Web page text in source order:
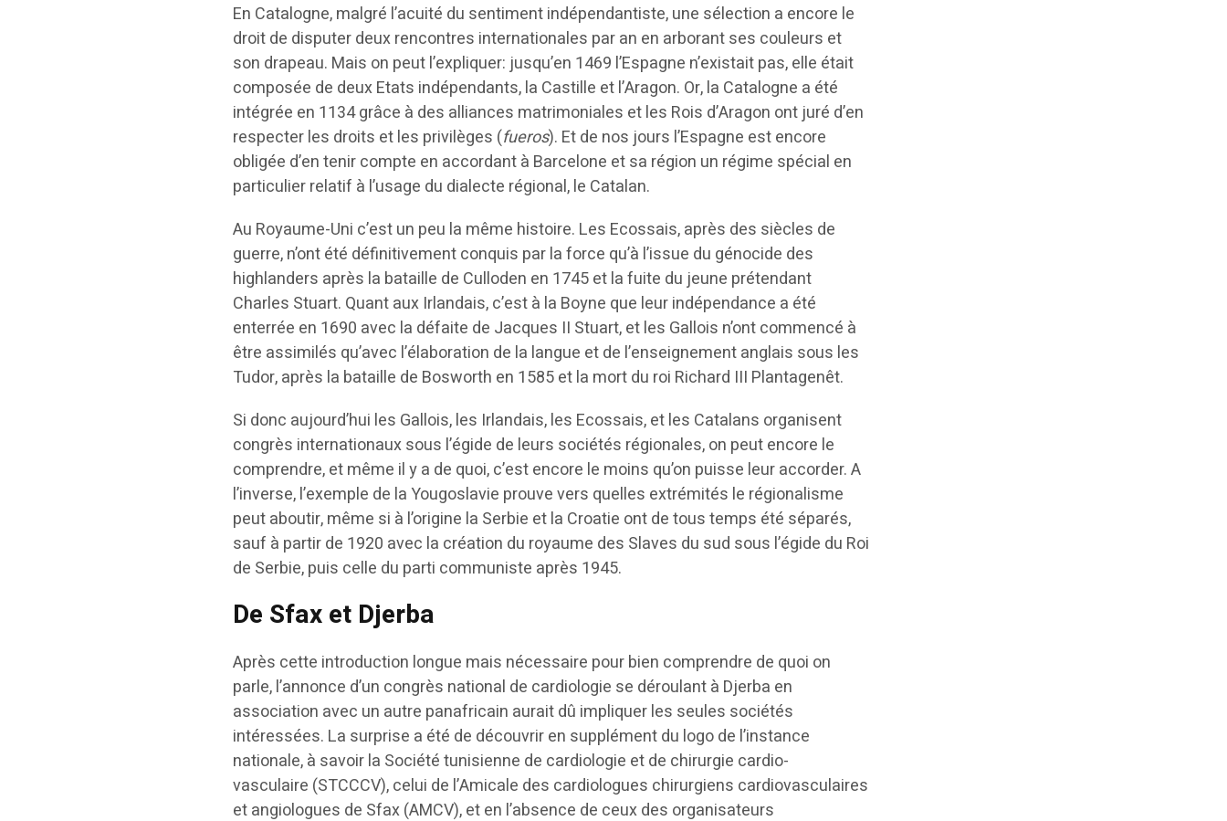
En Catalogne, malgré l’acuité du sentiment indépendantiste, une sélection a encore le
droit de disputer deux rencontres internationales par an en arborant ses couleurs et
son drapeau. Mais on peut l’expliquer: jusqu’en 1469 l’Espagne n’existait pas, elle était
composée de deux Etats indépendants, la Castille et l’Aragon. Or, la Catalogne a été
intégrée en 1134 grâce à des alliances matrimoniales et les Rois d’Aragon ont juré d’en
respecter les droits et les privilèges (fueros). Et de nos jours l’Espagne est encore
obligée d’en tenir compte en accordant à Barcelone et sa région un régime spécial en
particulier relatif à l’usage du dialecte régional, le Catalan.
Au Royaume-Uni c’est un peu la même histoire. Les Ecossais, après des siècles de
guerre, n’ont été définitivement conquis par la force qu’à l’issue du génocide des
highlanders après la bataille de Culloden en 1745 et la fuite du jeune prétendant
Charles Stuart. Quant aux Irlandais, c’est à la Boyne que leur indépendance a été
enterrée en 1690 avec la défaite de Jacques II Stuart, et les Gallois n’ont commencé à
être assimilés qu’avec l’élaboration de la langue et de l’enseignement anglais sous les
Tudor, après la bataille de Bosworth en 1585 et la mort du roi Richard III Plantagenêt.
Si donc aujourd’hui les Gallois, les Irlandais, les Ecossais, et les Catalans organisent
congrès internationaux sous l’égide de leurs sociétés régionales, on peut encore le
comprendre, et même il y a de quoi, c’est encore le moins qu’on puisse leur accorder. A
l’inverse, l’exemple de la Yougoslavie prouve vers quelles extrémités le régionalisme
peut aboutir, même si à l’origine la Serbie et la Croatie ont de tous temps été séparés,
sauf à partir de 1920 avec la création du royaume des Slaves du sud sous l’égide du Roi
de Serbie, puis celle du parti communiste après 1945.
De Sfax et Djerba
Après cette introduction longue mais nécessaire pour bien comprendre de quoi on
parle, l’annonce d’un congrès national de cardiologie se déroulant à Djerba en
association avec un autre panafricain aurait dû impliquer les seules sociétés
intéressées. La surprise a été de découvrir en supplément du logo de l’instance
nationale, à savoir la Société tunisienne de cardiologie et de chirurgie cardio-
vasculaire (STCCCV), celui de l’Amicale des cardiologues chirurgiens cardiovasculaires
et angiologues de Sfax (AMCV), et en l’absence de ceux des organisateurs